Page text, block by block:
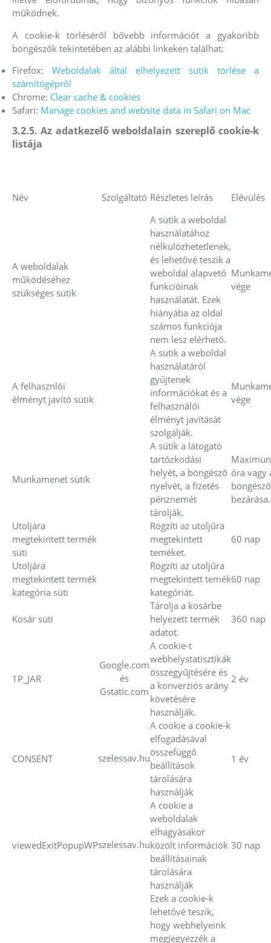
működnek.
A cookie-k törléséről bővebb információt a gyakoribb
böngészők tekintetében az alábbi linkeken találhat:
Firefox: Weboldalak által elhelyezett sütik törlése a
számítógépről
Chrome: Clear cache & cookies
Safari: Manage cookies and website data in Safari on Mac
3.2.5. Az adatkezelő weboldalain szereplő cookie-k
listája
Név Szolgáltató Részletes leírás Elévülés
A weboldalak
működéséhez
szükséges sütik
A sütik a weboldal
használatához
nélkülözhetetlenek,
és lehetővé teszik a
weboldal alapvető
funkcióinak
használatát. Ezek
hiányába az oldal
számos funkciója
nem lesz elérhető.
vége
A felhasznlói
élményt javító sütik
A sütik a weboldal
használatáról
gyűjtenek
információkat és a
felhasználói
élményt javítását
szolgálják.
vége
Munkamenet sütik
A sütik a látogató
tartózkodási
helyét, a böngésző
nyelvét, a fizetés
pénznemét
tárolják.
óra vagy
böngésző
bezárása.
Utoljára
megtekintett termék
süti
Rögzíti az utoljűra
megtekintett
teméket.
60 nap
Utoljára
megtekintett termék
kategória süti
Rögzíti az utoljűra
megtekintett temék
kategóriát.
60 nap
Kosár süti
Tárolja a kosárbe
helyezett termék
adatot.
360 nap
1P_JAR
Google.com
és
Gstatic.com
A cookie-t
webhelystatisztikák
összegyűjtésére és
a konverziós arány
követésére
használják.
2 év
CONSENT szelessav.hu
A cookie a cookie-k
elfogadásával
összefüggő
beállítások
tárolására
használják
1 év
viewedExitPopupWPszelessav.hu
A cookie a
weboldalak
elhagyásakor
közölt információk
beállításainak
tárolására
használják
30 nap
Ezek a cookie-k
lehetővé teszik,
hogy webhelyeink
megjegyezzék a